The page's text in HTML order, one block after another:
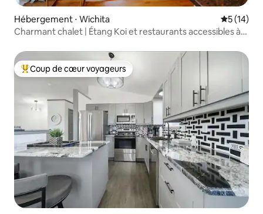
Hébergement ⋅ Wichita
5 (14)
Charmant chalet | Étang Koi et restaurants accessibles à
Coups de cœur voyageurs les plus appréciés
Coup de cœur voyageurs